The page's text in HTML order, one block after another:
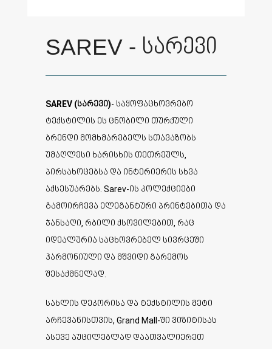
SAREV - სარევი
SAREV (სარევი)- საყოფაცხოვრებო
ტექსტილის ეს ცნობილი თურქული
ბრენდი მომხმარებელს სთავაზობს
უმაღლესი ხარისხის თეთრეულს,
პირსახოცებსა და ინტერიერის სხვა
აქსესუარებს. Sarev-ის კოლექციები
გამოირჩევა ელეგანტური პრინტებითა და
ჯანსაღი, რბილი ქსოვილებით, რაც
იდეალურია საცხოვრებელ სივრცეში
ჰარმონიული და მშვიდი გარემოს
შესაქმნელად.
სახლის დეკორისა და ტექსტილის მეტი
არჩევანისთვის, Grand Mall-ში ვიზიტისას
ასევე აუცილებლად დაათვალიერეთ